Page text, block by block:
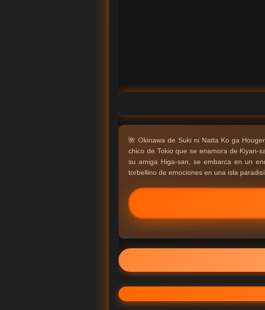
🌺 Okinawa de Suki ni Natta Ko ga
chico de Tokio que se enamora de Kiyan-
su amiga Higa-san, se embarca en un
torbellino de emociones en una isla